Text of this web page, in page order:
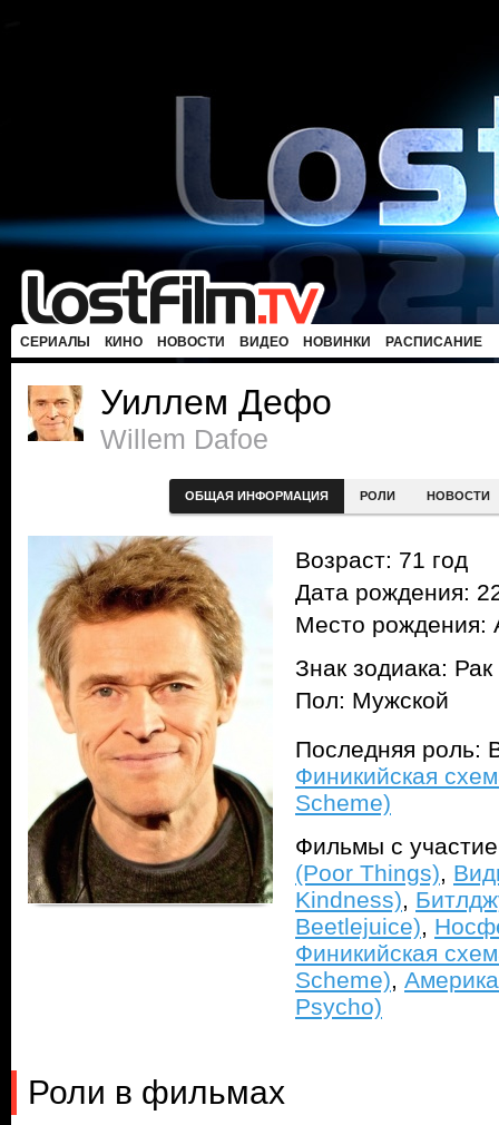
СЕРИАЛЫ КИНО НОВОСТИ ВИДЕО НОВИНКИ РАСПИСАНИЕ
Уиллем Дефо
Willem Dafoe
ОБЩАЯ ИНФОРМАЦИЯ РОЛИ НОВОСТИ
Возраст: 71 год
Дата рождения:
Место рождения:
Знак зодиака: Рак
Пол: Мужской
Последняя роль:
Финикийская
Scheme)
Фильмы с
(Poor Things),
Kindness),
Beetlejuice),
Финикийская
Scheme),
Psycho)
Роли в фильмах